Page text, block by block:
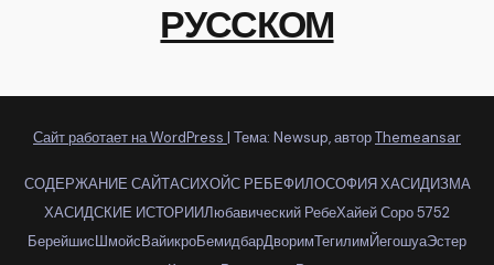
РУССКОМ
Сайт работает на WordPress | Тема: Newsup, авторThemeansar
СОДЕРЖАНИЕ САЙТАСИХОЙС РЕБЕФИЛОСОФИЯ ХАСИДИЗМА
ХАСИДСКИЕ ИСТОРИИЛюбавический РебеХайей Соро 5752
БерейшисШмойсВайикроБемидбарДворимТегилимЙегошуаЭстер